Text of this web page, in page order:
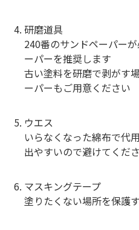
研磨道具
240番のサンドペーパー
ーパーを推奨します
古い塗料を研磨で剥がす
ーパーもご用意ください
ウエス
いらなくなった綿布で代
出やすいので避けてくだ
マスキングテープ
塗りたくない場所を保護